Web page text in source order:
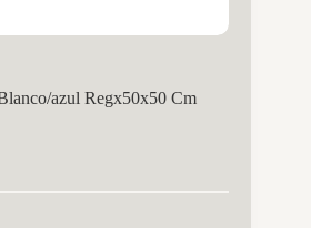
azul Regx50x50 Cm